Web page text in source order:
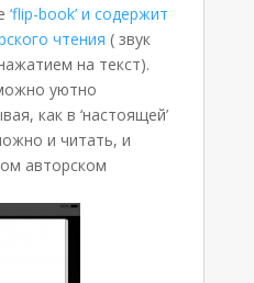
‘flip-book’ и содержит
чтения ( звук
на текст).
уютно
как в ‘настоящей’
и читать, и
авторском